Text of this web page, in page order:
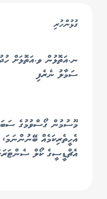
ގުޅުންހުރި
ނ.އަތޮޅުން ވ.އަތޮޅަށް
ސަމާލު ނެރެފި
މޫސުމުން ގޯސްވުމުގެ
އެހީތެރިކަމެއް ބޭނުންނަމަ،
އެޗްޑީސީގެ ކޯލް